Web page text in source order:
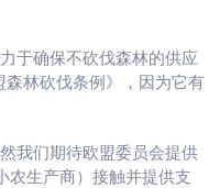
于确保不砍伐森林的供应
林砍伐条例》，因为它有
我们期待欧盟委员会提供
农生产商）接触并提供支